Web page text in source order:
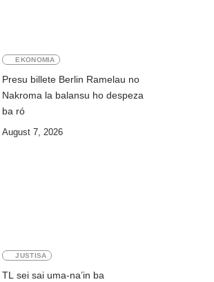
EKONOMIA
Presu billete Berlin Ramelau no
Nakroma la balansu ho despeza
ba ró
August 7, 2026
JUSTISA
TL sei sai uma-na’in ba